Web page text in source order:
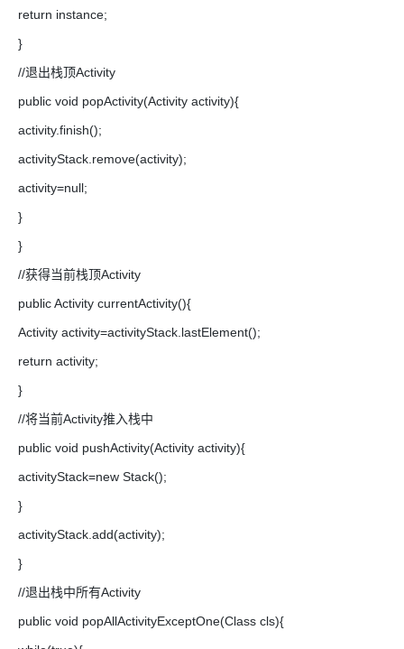
return instance;
}
//退出栈顶Activity
public void popActivity(Activity activity){
activity.finish();
activityStack.remove(activity);
activity=null;
}
}
//获得当前栈顶Activity
public Activity currentActivity(){
Activity activity=activityStack.lastElement();
return activity;
}
//将当前Activity推入栈中
public void pushActivity(Activity activity){
activityStack=new Stack();
}
activityStack.add(activity);
}
//退出栈中所有Activity
public void popAllActivityExceptOne(Class cls){